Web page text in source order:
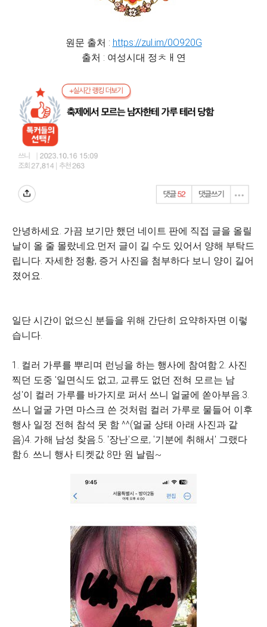
원문 출처 : https://zul.im/0O920G
출처 : 여성시대 정ㅊㅐ연
안녕하세요. 가끔 보기만 했던 네이트 판에 직접 글을 올릴
날이 올 줄 몰랐네요.먼저 글이 길 수도 있어서 양해 부탁드
립니다. 자세한 정황, 증거 사진을 첨부하다 보니 양이 길어
졌어요.
일단 시간이 없으신 분들을 위해 간단히 요약하자면 이렇
습니다.
1. 컬러 가루를 뿌리며 런닝을 하는 행사에 참여함.2. 사진
찍던 도중 '일면식도 없고, 교류도 없던 전혀 모르는 남
성'이 컬러 가루를 바가지로 퍼서 쓰니 얼굴에 쏟아부음.3.
쓰니 얼굴 가면 마스크 쓴 것처럼 컬러 가루로 물들어 이후
행사 일정 전혀 참석 못 함 ^^(얼굴 상태 아래 사진과 같
음)4. 가해 남성 찾음.5. '장난'으로, '기분에 취해서' 그랬다
함.6. 쓰니 행사 티켓값 8만 원 날림~